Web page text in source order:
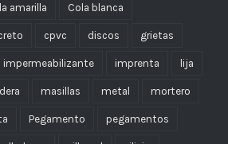
amarilla Cola blanca
cpvc discos grietas
impermeabilizante imprenta lija
masillas metal mortero
Pegamento pegamentos